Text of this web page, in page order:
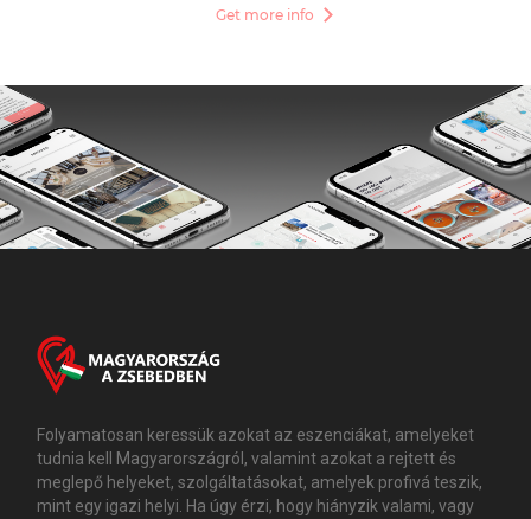
Get more info
Folyamatosan keressük azokat az eszenciákat, amelyeket
tudnia kell Magyarországról, valamint azokat a rejtett és
meglepő helyeket, szolgáltatásokat, amelyek profivá teszik,
mint egy igazi helyi. Ha úgy érzi, hogy hiányzik valami, vagy